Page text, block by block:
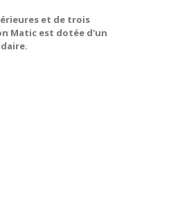
et de trois
Matic est dotée d'un